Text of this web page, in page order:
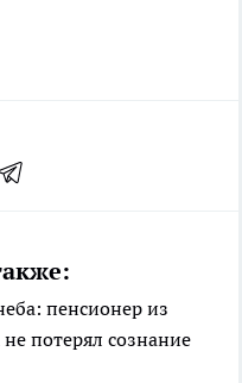
пенсионер из
потерял сознание